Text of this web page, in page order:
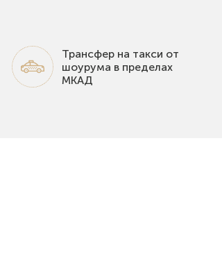
Трансфер на такси от
шоурума в пределах
МКАД